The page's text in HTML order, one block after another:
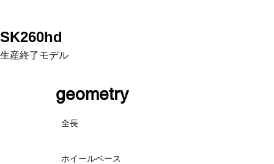
​geometry
全長
ホイールベース
SK260hd
生産終了モデル